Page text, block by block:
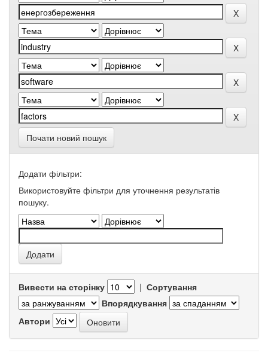
Почати новий пошук
Додати фільтри:
Використовуйте фільтри для уточнення результатів
пошуку.
Вивести на сторінку | Сортування
Впорядкування
Автори